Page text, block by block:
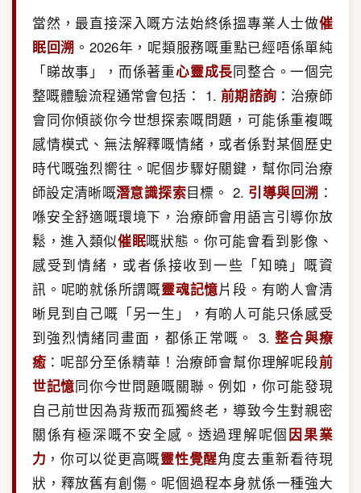
當然，最直接深入嘅方法始終係搵專業人士做催
眠回溯 。2026年，呢類服務嘅重點已經唔係單純
「睇故事」，而係著重心靈成長同整合。一個完
整嘅體驗流程通常會包括： 1. 前期諮詢 ：治療師
會同你傾談你今世想探索嘅問題，可能係重複嘅
感情模式、無法解釋嘅情緒，或者係對某個歷史
時代嘅強烈嚮往。呢個步驟好關鍵，幫你同治療
師設定清晰嘅潛意識探索目標。 2. 引導與回溯 ：
喺安全舒適嘅環境下，治療師會用語言引導你放
鬆，進入類似催眠嘅狀態。你可能會看到影像、
感受到情緒，或者係接收到一些「知曉」嘅資
訊。呢啲就係所謂嘅靈魂記憶片段。有啲人會清
晰見到自己嘅「另一生」，有啲人可能只係感受
到強烈情緒同畫面，都係正常嘅。 3. 整合與療
癒 ：呢部分至係精華！治療師會幫你理解呢段前
世記憶同你今世問題嘅關聯。例如，你可能發現
自己前世因為背叛而孤獨終老，導致今生對親密
關係有極深嘅不安全感。透過理解呢個因果業
力 ，你可以從更高嘅靈性覺醒角度去重新看待現
狀，釋放舊有創傷。呢個過程本身就係一種強大